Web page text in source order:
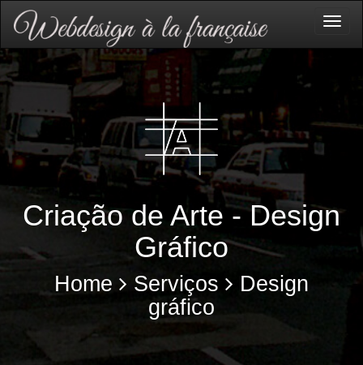
Criação de Arte - Design
Gráfico
Home Serviços
Design
gráfico